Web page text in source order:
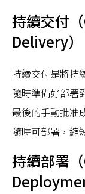
持續交付
Delivery）
持續交付是將持
隨時準備好部署
最後的手動批准
隨時可部署，縮
持續部署